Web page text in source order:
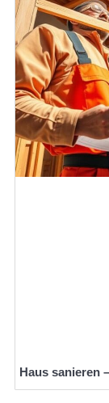
Haus sanieren